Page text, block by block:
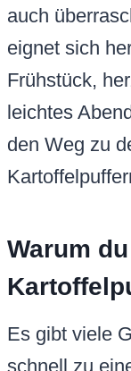
auch
eignet sich
Frühstück,
leichtes
den Weg zu
Warum
Es gibt viele
schnell zu